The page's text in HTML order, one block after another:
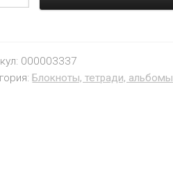
000003337
Блокноты, тетради, альбомы